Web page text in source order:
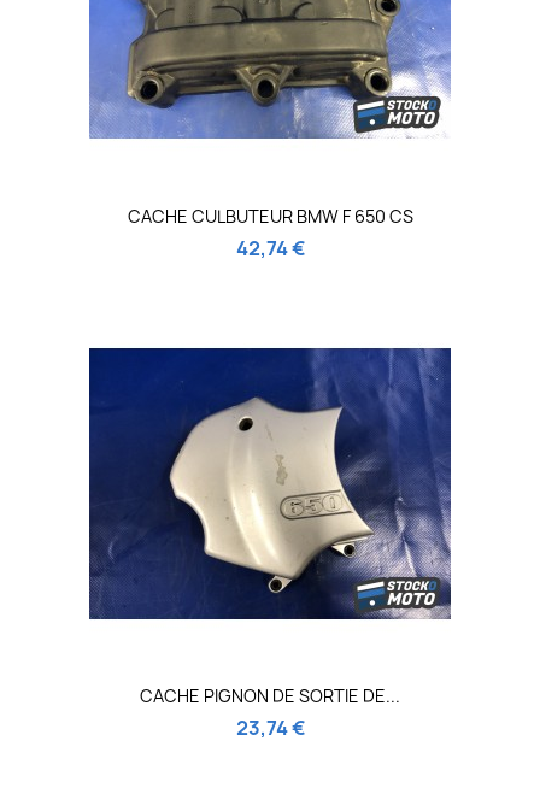
CACHE CULBUTEUR BMW F 650 CS
42,74 €
CACHE PIGNON DE SORTIE DE...
23,74 €